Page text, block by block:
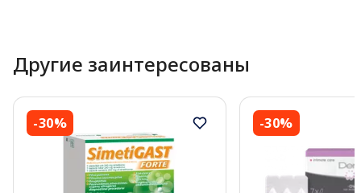
Другие заинтересованы
-30% -30%